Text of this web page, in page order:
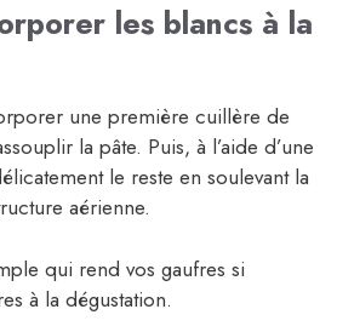
les blancs à la
une première cuillère de
la pâte. Puis, à l’aide d’une
le reste en soulevant la
aérienne.
qui rend vos gaufres si
à la dégustation.